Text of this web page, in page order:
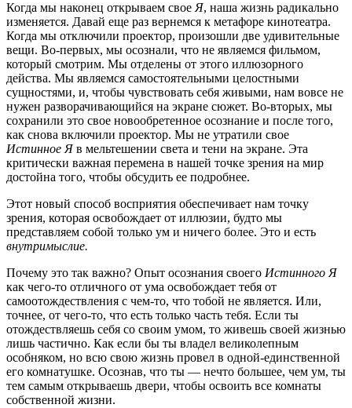
Когда мы наконец открываем свое Я, наша жизнь радикально
изменяется. Давай еще раз вернемся к метафоре кинотеатра.
Когда мы отключили проектор, произошли две удивительные
вещи. Во-первых, мы осознали, что не являемся фильмом,
который смотрим. Мы отделены от этого иллюзорного
действа. Мы являемся самостоятельными целостными
сущностями, и, чтобы чувствовать себя живыми, нам вовсе не
нужен разворачивающийся на экране сюжет. Во-вторых, мы
сохранили это свое новообретенное осознание и после того,
как снова включили проектор. Мы не утратили свое
Истинное Я в мельтешении света и тени на экране. Эта
критически важная перемена в нашей точке зрения на мир
достойна того, чтобы обсудить ее подробнее.
Этот новый способ восприятия обеспечивает нам точку
зрения, которая освобождает от иллюзии, будто мы
представляем собой только ум и ничего более. Это и есть
внутримыслие.
Почему это так важно? Опыт осознания своего Истинного Я
как чего-то отличного от ума освобождает тебя от
самоотождествления с чем-то, что тобой не является. Или,
точнее, от чего-то, что есть только часть тебя. Если ты
отождествляешь себя со своим умом, то живешь своей жизнью
лишь частично. Как если бы ты владел великолепным
особняком, но всю свою жизнь провел в одной-единственной
его комнатушке. Осознав, что ты — нечто большее, чем ум, ты
тем самым открываешь двери, чтобы освоить все комнаты
собственной жизни.